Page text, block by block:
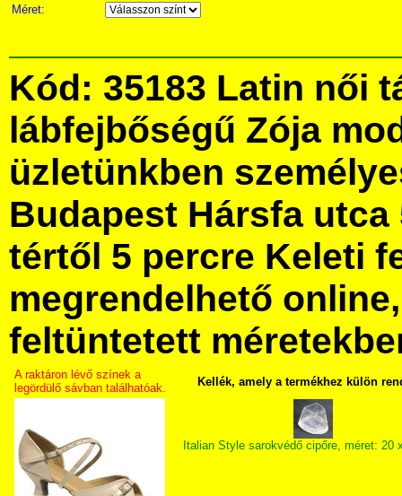
Méret:
Kód: 35183 Latin női
lábfejbőségű Zója
üzletünkben
Budapest Hársfa utca
tértől 5 percre Keleti
megrendelhető
feltüntetett
A raktáron lévő színek a
legördülő sávban találhatóak.
Kellék, amely a termékhez külön
Italian Style sarokvédő cipőre, méret: 20